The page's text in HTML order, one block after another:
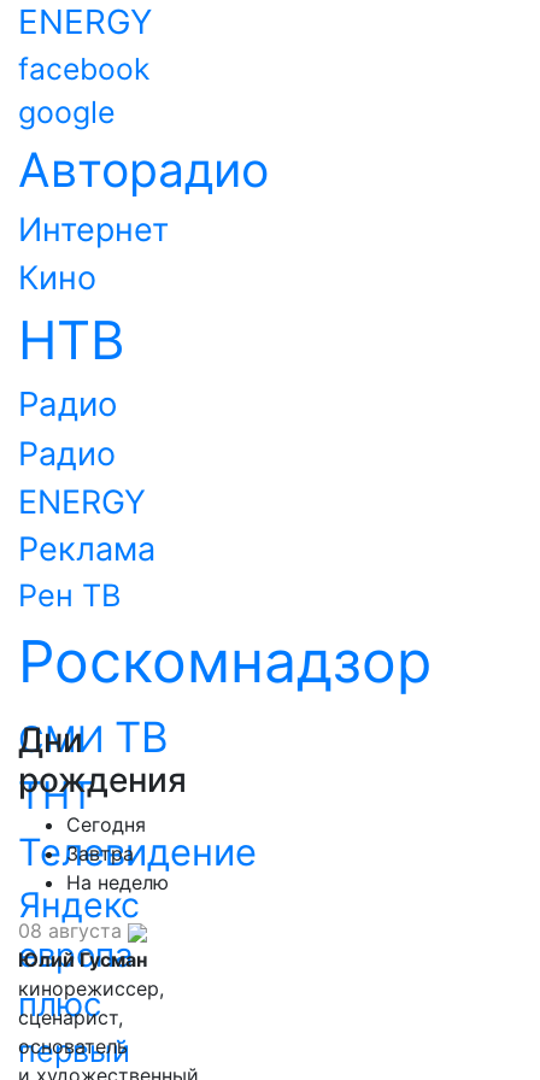
ENERGY
facebook
google
Авторадио
Интернет
Кино
НТВ
Радио
Радио
ENERGY
Реклама
Рен ТВ
Роскомнадзор
СМИ ТВ
ТНТ
Телевидение
Яндекс
европа
плюс
первый
Дни
рождения
Сегодня
Завтра
На неделю
08 августа
Юлий Гусман
кинорежиссер,
сценарист,
основатель
и художественный